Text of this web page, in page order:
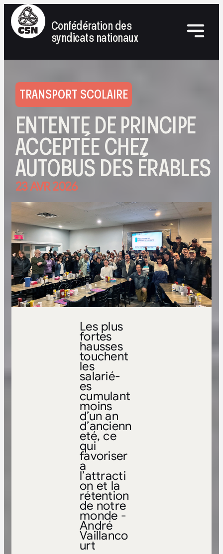
Confédération des
syndicats nationaux
TRANSPORT SCOLAIRE
ENTENTE DE PRINCIPE
ACCEPTÉE CHEZ
AUTOBUS DES ÉRABLES
23 AVR 2026
Les plus
fortes
hausses
touchent
les
salarié-
es
cumulant
moins
d’un an
d’ancienn
eté, ce
qui
favoriser
a
l’attracti
on et la
rétention
de notre
monde -
André
Vaillanco
urt